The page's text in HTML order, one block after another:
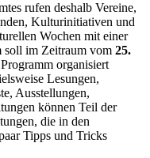
rufen deshalb Vereine,
Kulturinitiativen und
Wochen mit einer
soll im Zeitraum vom 25.
organisiert
Lesungen,
Ausstellungen,
können Teil der
die in den
Tipps und Tricks